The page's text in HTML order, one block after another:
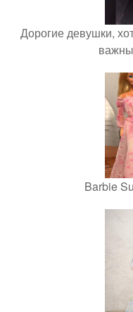
Дорогие девушки,
Barbie